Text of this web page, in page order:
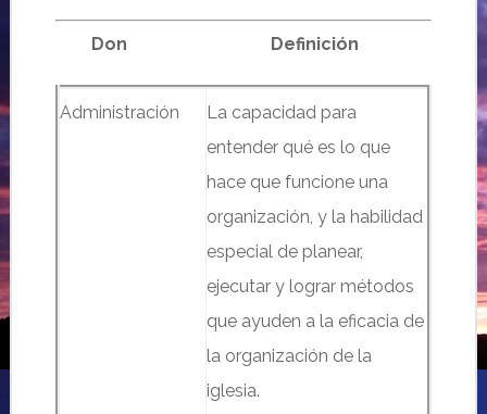
Don Definición
Administración
La capacidad para
entender qué es lo que
hace que funcione una
organización, y la habilidad
especial de planear,
ejecutar y lograr métodos
que ayuden a la eficacia de
la organización de la
iglesia.